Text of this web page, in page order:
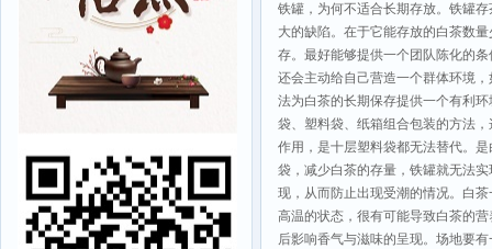
铁罐，为何不适合长期存放。铁罐
大的缺陷。在于它能存放的白茶数
存。最好能够提供一个团队陈化的
还会主动给自己营造一个群体环境
法为白茶的长期保存提供一个有利
袋、塑料袋、纸箱组合包装的方法
作用，是十层塑料袋都无法替代。
袋，减少白茶的存量，铁罐就无法
现，从而防止出现受潮的情况。白
高温的状态，很有可能导致白茶的
后影响香气与滋味的呈现。场地要